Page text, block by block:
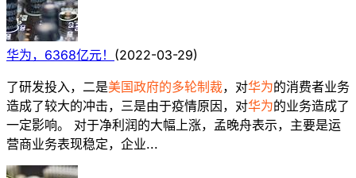
华为，6368亿元！ (2022-03-29)
了研发投入，二是美国政府的多轮制裁，对华为的消费者业务
造成了较大的冲击，三是由于疫情原因，对华为的业务造成了
一定影响。 对于净利润的大幅上涨，孟晚舟表示，主要是运
营商业务表现稳定，企业...